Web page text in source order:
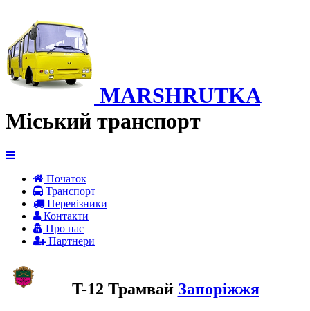
MARSHRUTKA
Міський транспорт
Початок
Транспорт
Перевiзники
Контакти
Про нас
Партнери
T-12 Трамвай Запоріжжя